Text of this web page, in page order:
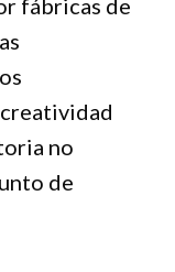
fábricas de
no
de